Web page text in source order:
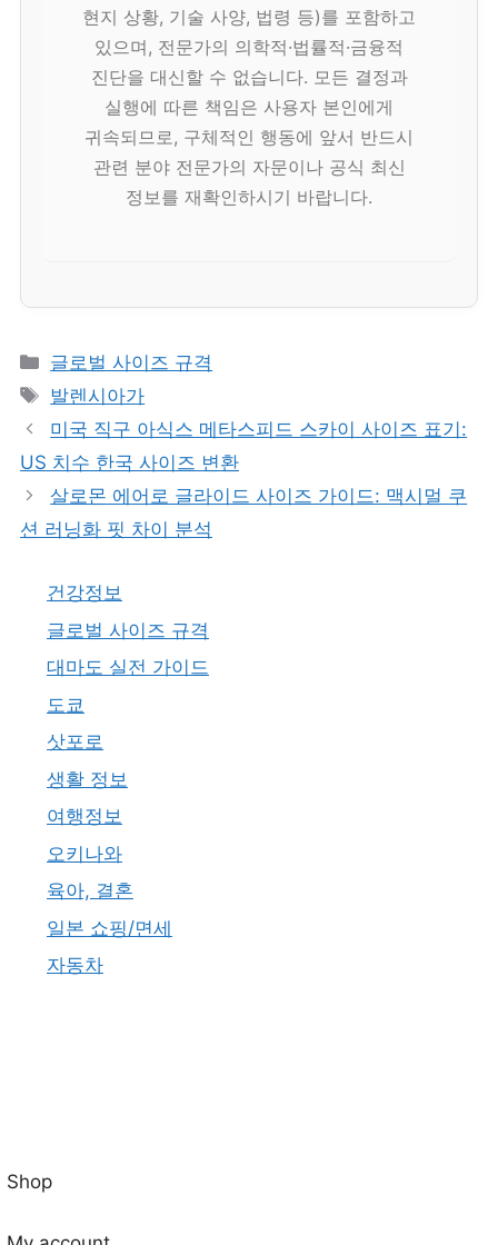
현지 상황, 기술 사양, 법령 등)를 포함하고
있으며, 전문가의 의학적·법률적·금융적
진단을 대신할 수 없습니다. 모든 결정과
실행에 따른 책임은 사용자 본인에게
귀속되므로, 구체적인 행동에 앞서 반드시
관련 분야 전문가의 자문이나 공식 최신
정보를 재확인하시기 바랍니다.
카
테
리
글로벌 사이즈 규격
태
그
발렌시아가
미국 직구 아식스 메타스피드 스카이 사이즈 표기:
US 치수 한국 사이즈 변환
살로몬 에어로 글라이드 사이즈 가이드: 맥시멀 쿠
션 러닝화 핏 차이 분석
건강정보
글로벌 사이즈 규격
대마도 실전 가이드
도쿄
삿포로
생활 정보
여행정보
오키나와
육아, 결혼
일본 쇼핑/면세
자동차
Shop